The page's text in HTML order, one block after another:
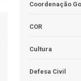
Coordenação
COR
Cultura
Defesa Civil